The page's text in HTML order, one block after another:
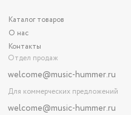
Каталог товаров
О нас
Контакты
Отдел продаж
welcome@music-hummer.ru
Для коммерческих предложений
welcome@music-hummer.ru